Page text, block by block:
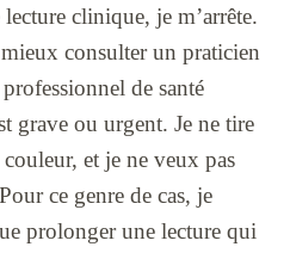
clinique, je m’arrête.
consulter un praticien
de santé
grave ou urgent. Je ne tire
et je ne veux pas
ce genre de cas, je
prolonger une lecture qui